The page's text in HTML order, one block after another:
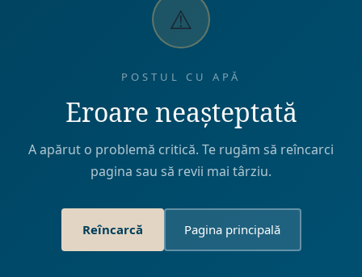
⚠️
POSTUL CU APĂ
Eroare neașteptată
A apărut o problemă critică. Te rugăm să reîncarci
pagina sau să revii mai târziu.
Reîncarcă Pagina principală